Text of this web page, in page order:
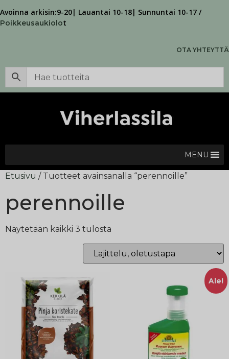
Avoinna arkisin:9-20| Lauantai 10-18| Sunnuntai 10-17 /
Poikkeusaukiolot
OTA YHTEYTTÄ
MENU
Etusivu / Tuotteet avainsanalla “perennoille”
perennoille
Näytetään kaikki 3 tulosta
Ale!